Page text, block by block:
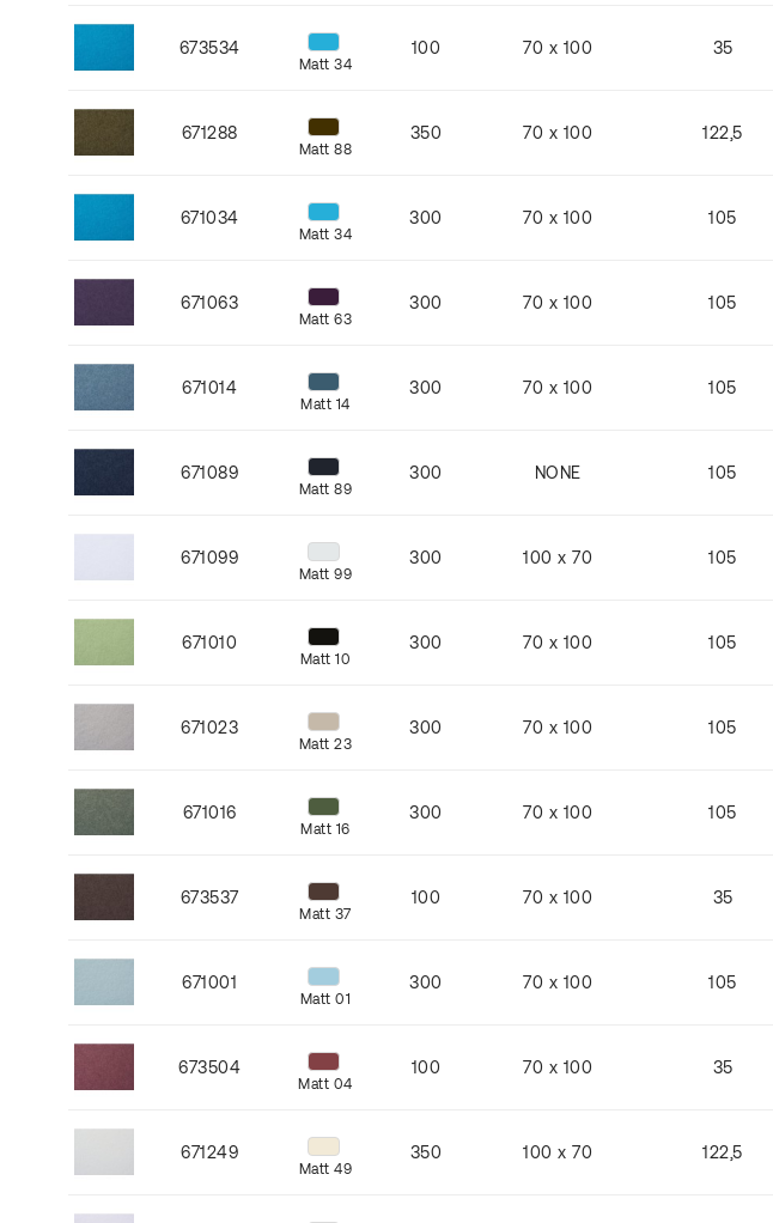
673534
Matt 34
100 70 x 100 35
671288
Matt 88
350 70 x 100 122,5
671034
Matt 34
300 70 x 100 105
671063
Matt 63
300 70 x 100 105
671014
Matt 14
300 70 x 100 105
671089
Matt 89
300 NONE 105
671099
Matt 99
300 100 x 70 105
671010
Matt 10
300 70 x 100 105
671023
Matt 23
300 70 x 100 105
671016
Matt 16
300 70 x 100 105
673537
Matt 37
100 70 x 100 35
671001
Matt 01
300 70 x 100 105
673504
Matt 04
100 70 x 100 35
671249
Matt 49
350 100 x 70 122,5